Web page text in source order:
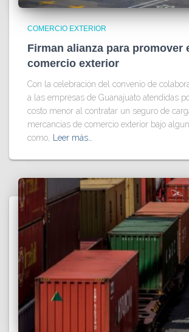
COMERCIO EXTERIOR
Firman alianza para promover
comercio exterior
Con la celebración del convenio de
a las empresas de Guanajuato atendidas
costo menor al contratar un seguro de
mercancías de comercio exterior bajo
como, Leer más…